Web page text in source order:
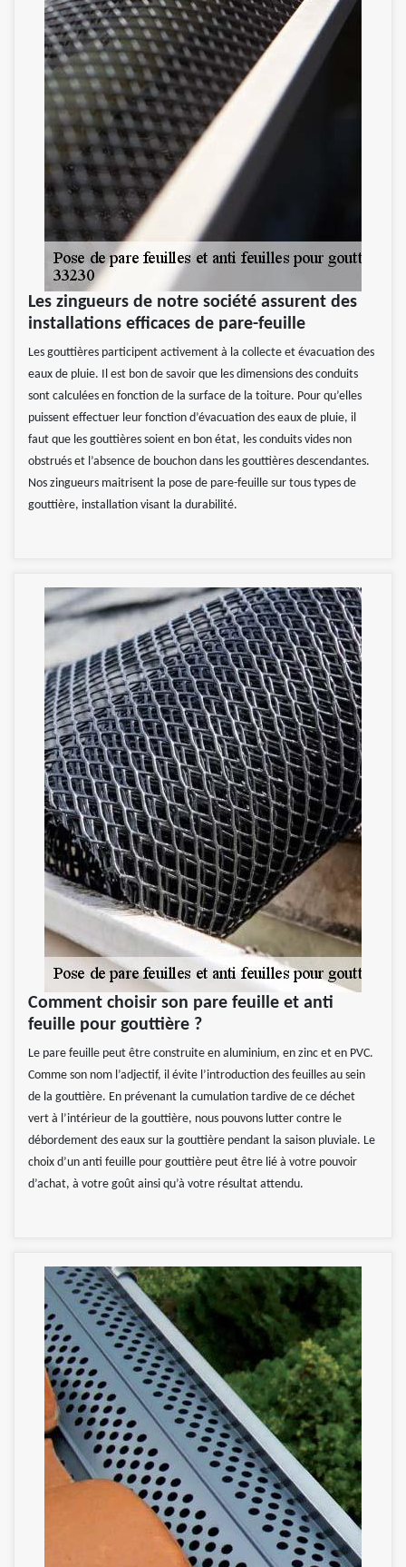
Les zingueurs de notre société assurent des
installations efficaces de pare-feuille
Les gouttières participent activement à la collecte et évacuation des
eaux de pluie. Il est bon de savoir que les dimensions des conduits
sont calculées en fonction de la surface de la toiture. Pour qu’elles
puissent effectuer leur fonction d’évacuation des eaux de pluie, il
faut que les gouttières soient en bon état, les conduits vides non
obstrués et l’absence de bouchon dans les gouttières descendantes.
Nos zingueurs maitrisent la pose de pare-feuille sur tous types de
gouttière, installation visant la durabilité.
Comment choisir son pare feuille et anti
feuille pour gouttière ?
Le pare feuille peut être construite en aluminium, en zinc et en PVC.
Comme son nom l’adjectif, il évite l’introduction des feuilles au sein
de la gouttière. En prévenant la cumulation tardive de ce déchet
vert à l’intérieur de la gouttière, nous pouvons lutter contre le
débordement des eaux sur la gouttière pendant la saison pluviale. Le
choix d’un anti feuille pour gouttière peut être lié à votre pouvoir
d’achat, à votre goût ainsi qu’à votre résultat attendu.